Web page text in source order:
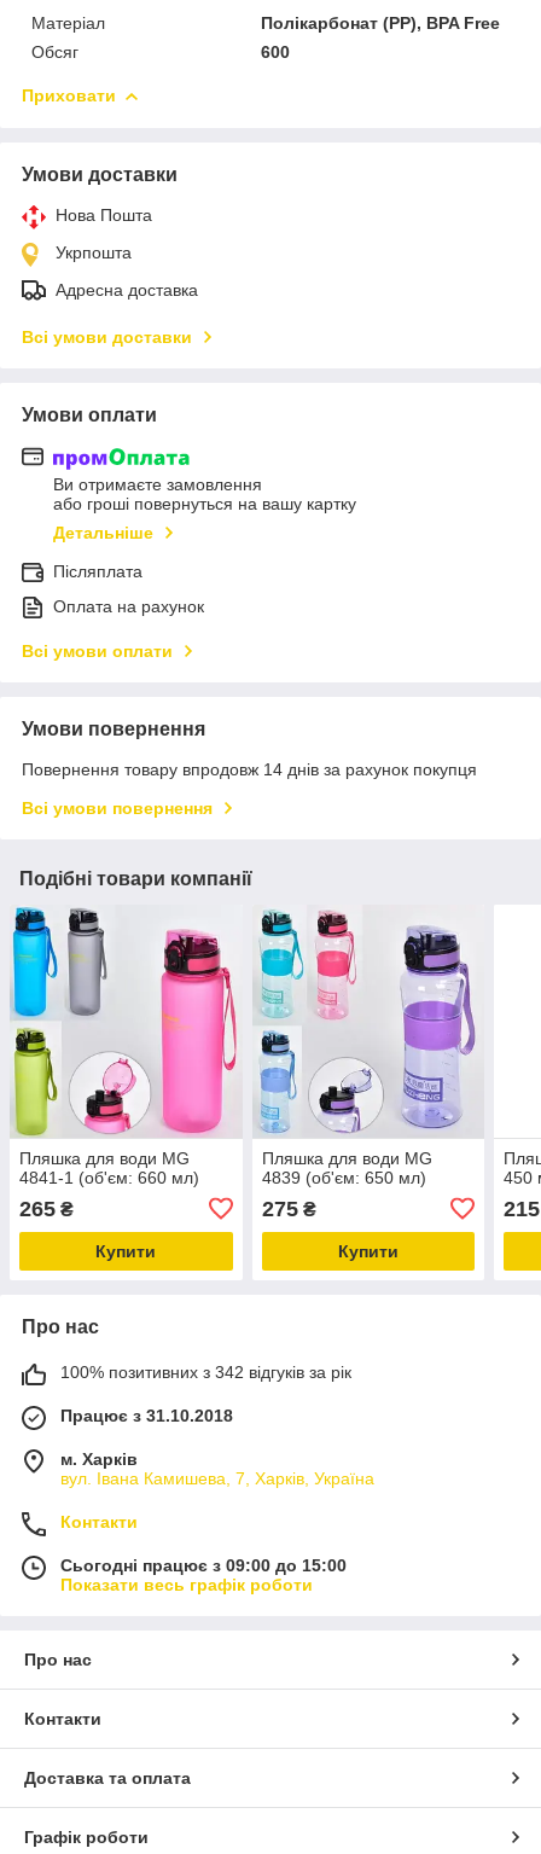
Матеріал
Полікарбонат (PP), BPA Free
Обсяг
600
Приховати
Умови доставки
Нова Пошта
Укрпошта
Адресна доставка
Всі умови доставки
Умови оплати
Ви отримаєте замовлення
або гроші повернуться на вашу картку
Детальніше
Післяплата
Оплата на рахунок
Всі умови оплати
Умови повернення
Повернення товару впродовж 14 днів за рахунок покупця
Всі умови повернення
Подібні товари компанії
Пляшка для води MG
4841-1 (об'єм: 660 мл)
265 ₴
Купити
Пляшка для води MG
4839 (об'єм: 650 мл)
275₴
Купити
450
215
Про нас
100% позитивних з 342 відгуків за рік
Працює з 31.10.2018
м. Харків
вул. Івана Камишева, 7, Харків, Україна
Контакти
Сьогодні працює з 09:00 до 15:00
Показати весь графік роботи
Про нас
Контакти
Доставка та оплата
Графік роботи